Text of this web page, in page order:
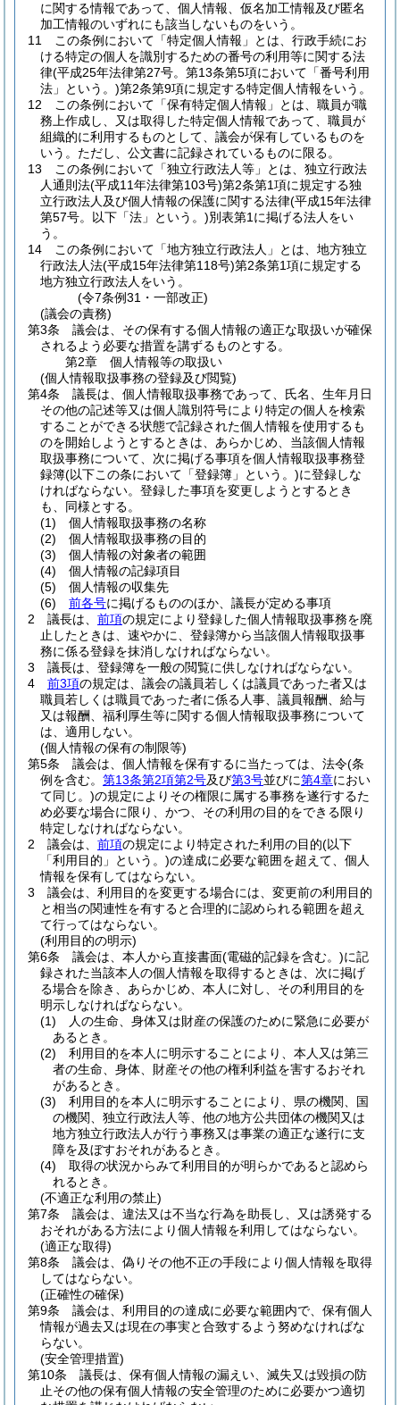
に関する情報であって、個人情報、仮名加工情報及び匿名
加工情報のいずれにも該当しないものをいう。
11
この条例において「特定個人情報」とは、行政手続にお
ける特定の個人を識別するための番号の利用等に関する法
律(平成25年法律第27号。第13条第5項において「番号利用
法」という。)第2条第9項に規定する特定個人情報をいう。
12
この条例において「保有特定個人情報」とは、職員が職
務上作成し、又は取得した特定個人情報であって、職員が
組織的に利用するものとして、議会が保有しているものを
いう。 ただし、公文書に記録されているものに限る。
13
この条例において「独立行政法人等」とは、独立行政法
人通則法(平成11年法律第103号)第2条第1項に規定する独
立行政法人及び個人情報の保護に関する法律(平成15年法律
第57号。以下「法」という。)別表第1に掲げる法人をい
う。
14
この条例において「地方独立行政法人」とは、地方独立
行政法人法(平成15年法律第118号)第2条第1項に規定する
地方独立行政法人をいう。
(令7条例31・一部改正)
(議会の責務)
第3条
議会は、その保有する個人情報の適正な取扱いが確保
されるよう必要な措置を講ずるものとする。
第2章
個人情報等の取扱い
(個人情報取扱事務の登録及び閲覧)
第4条
議長は、個人情報取扱事務であって、氏名、生年月日
その他の記述等又は個人識別符号により特定の個人を検索
することができる状態で記録された個人情報を使用するも
のを開始しようとするときは、あらかじめ、当該個人情報
取扱事務について、次に掲げる事項を個人情報取扱事務登
録簿(以下この条において「登録簿」という。)に登録しな
ければならない。 登録した事項を変更しようとするとき
も、同様とする。
(1)
個人情報取扱事務の名称
(2)
個人情報取扱事務の目的
(3)
個人情報の対象者の範囲
(4)
個人情報の記録項目
(5)
個人情報の収集先
(6)
前各号に掲げるもののほか、議長が定める事項
2
議長は、 前項の規定により登録した個人情報取扱事務を廃
止したときは、速やかに、登録簿から当該個人情報取扱事
務に係る登録を抹消しなければならない。
3
議長は、登録簿を一般の閲覧に供しなければならない。
4
前3項の規定は、議会の議員若しくは議員であった者又は
職員若しくは職員であった者に係る人事、議員報酬、給与
又は報酬、福利厚生等に関する個人情報取扱事務について
は、適用しない。
(個人情報の保有の制限等)
第5条
議会は、個人情報を保有するに当たっては、法令(条
例を含む。 第13条第2項第2号及び第3号並びに第4章におい
て同じ。)の規定によりその権限に属する事務を遂行するた
め必要な場合に限り、かつ、その利用の目的をできる限り
特定しなければならない。
2
議会は、 前項の規定により特定された利用の目的(以下
「利用目的」という。)の達成に必要な範囲を超えて、個人
情報を保有してはならない。
3
議会は、利用目的を変更する場合には、変更前の利用目的
と相当の関連性を有すると合理的に認められる範囲を超え
て行ってはならない。
(利用目的の明示)
第6条
議会は、本人から直接書面(電磁的記録を含む。)に記
録された当該本人の個人情報を取得するときは、次に掲げ
る場合を除き、あらかじめ、本人に対し、その利用目的を
明示しなければならない。
(1)
人の生命、身体又は財産の保護のために緊急に必要が
あるとき。
(2)
利用目的を本人に明示することにより、本人又は第三
者の生命、身体、財産その他の権利利益を害するおそれ
があるとき。
(3)
利用目的を本人に明示することにより、県の機関、国
の機関、独立行政法人等、他の地方公共団体の機関又は
地方独立行政法人が行う事務又は事業の適正な遂行に支
障を及ぼすおそれがあるとき。
(4)
取得の状況からみて利用目的が明らかであると認めら
れるとき。
(不適正な利用の禁止)
第7条
議会は、違法又は不当な行為を助長し、又は誘発する
おそれがある方法により個人情報を利用してはならない。
(適正な取得)
第8条
議会は、偽りその他不正の手段により個人情報を取得
してはならない。
(正確性の確保)
第9条
議会は、利用目的の達成に必要な範囲内で、保有個人
情報が過去又は現在の事実と合致するよう努めなければな
らない。
(安全管理措置)
第10条
議長は、保有個人情報の漏えい、滅失又は毀損の防
止その他の保有個人情報の安全管理のために必要かつ適切